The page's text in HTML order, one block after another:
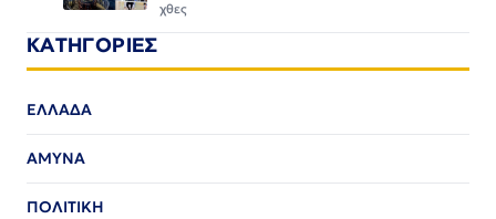
χθες
ΚΑΤΗΓΟΡΙΕΣ
ΕΛΛΑΔΑ
ΑΜΥΝΑ
ΠΟΛΙΤΙΚΗ